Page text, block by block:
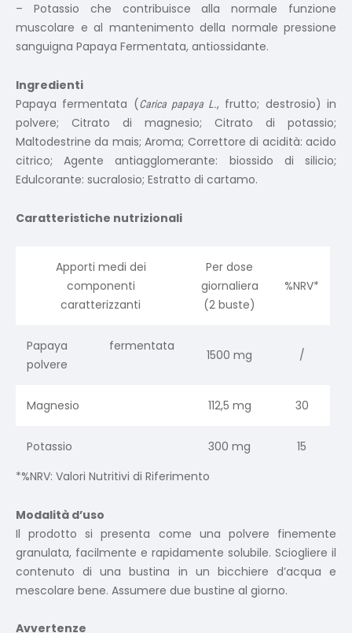
– Potassio che contribuisce alla normale funzione
muscolare e al mantenimento della normale pressione
sanguigna Papaya Fermentata, antiossidante.
Ingredienti
Papaya fermentata (Carica papaya L., frutto; destrosio) in
polvere; Citrato di magnesio; Citrato di potassio;
Maltodestrine da mais; Aroma; Correttore di acidità: acido
citrico; Agente antiagglomerante: biossido di silicio;
Edulcorante: sucralosio; Estratto di cartamo.
Caratteristiche nutrizionali
Apporti medi dei
componenti
caratterizzanti
Per dose
giornaliera
(2 buste)
%NRV*
Papaya fermentata
polvere
1500 mg /
Magnesio 112,5 mg 30
Potassio 300 mg
15
*%NRV: Valori Nutritivi di Riferimento
Modalità d’uso
Il prodotto si presenta come una polvere finemente
granulata, facilmente e rapidamente solubile. Sciogliere il
contenuto di una bustina in un bicchiere d’acqua e
mescolare bene. Assumere due bustine al giorno.
Avvertenze